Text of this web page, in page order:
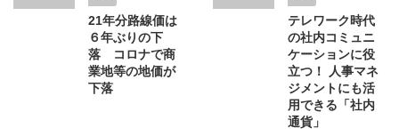
21年分路線価は
６年ぶりの下
落 コロナで商
業地等の地価が
下落
テレワーク時代
の社内コミュニ
ケーションに役
立つ！ 人事マネ
ジメントにも活
用できる「社内
通貨」